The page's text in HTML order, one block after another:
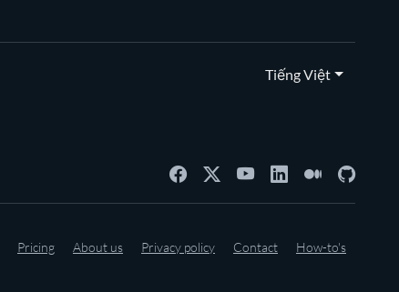
Tiếng Việt
Pricing About us Privacy policy Contact How-to's